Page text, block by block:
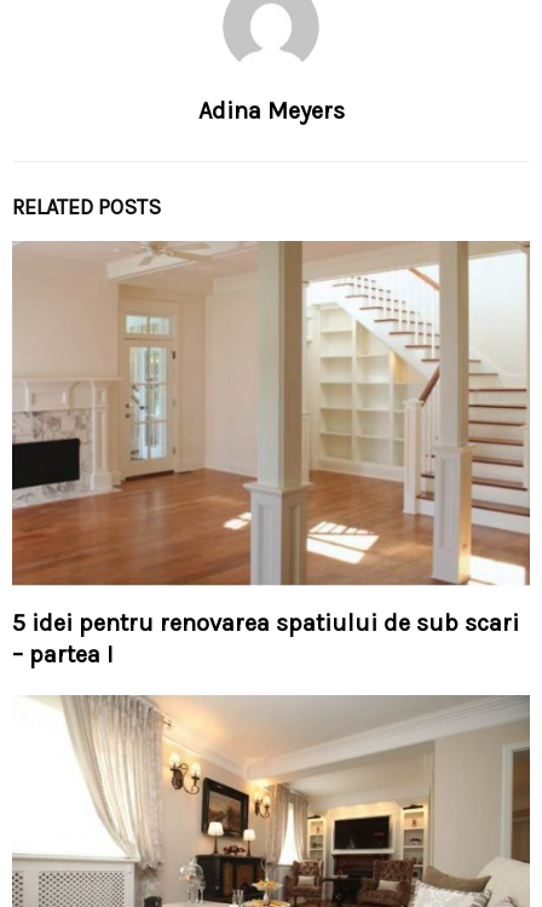
Adina Meyers
RELATED POSTS
5 idei pentru renovarea spatiului de sub scari
– partea I